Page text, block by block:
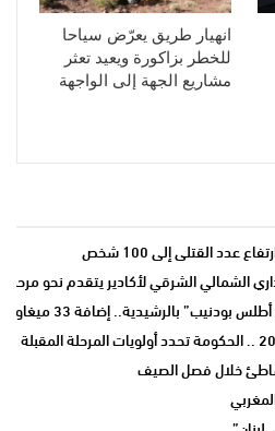
انهيار طريق يعرّض سياحا
للخطر بزاكورة ويعيد تعثر
مشاريع الجهة إلى الواجهة
عدد القتلى إلى 100 شخص
الشمالي الشرقي لأكادير يتقدم نحو مرحلة
إضافة 33 ميغاوات إلى الشبكة الوطنية
خلال فصل الصيف